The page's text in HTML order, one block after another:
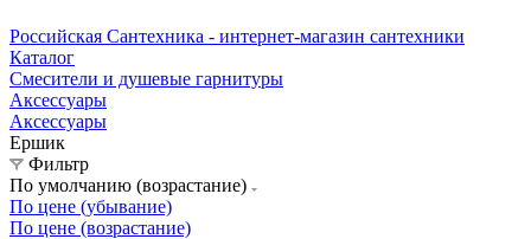
Российская Сантехника - интернет-магазин сантехники
Каталог
Смесители и душевые гарнитуры
Аксессуары
Аксессуары
Ершик
Фильтр
По умолчанию (возрастание)
По цене (убывание)
По цене (возрастание)